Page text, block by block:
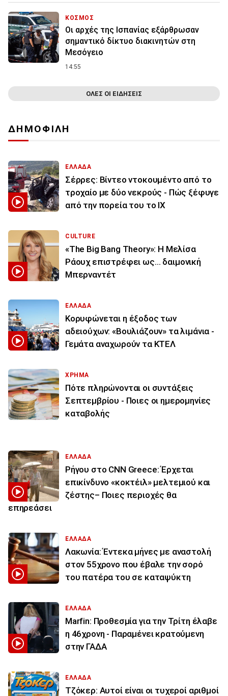
ΚΟΣΜΟΣ
Οι αρχές της Ισπανίας εξάρθρωσαν
σημαντικό δίκτυο διακινητών στη
Μεσόγειο
14:55
ΟΛΕΣ ΟΙ ΕΙΔΗΣΕΙΣ
ΔΗΜΟΦΙΛΗ
ΕΛΛΑΔΑ
Σέρρες: Βίντεο ντοκουμέντο από το
τροχαίο με δύο νεκρούς - Πώς ξέφυγε
από την πορεία του το ΙΧ
CULTURE
«The Big Bang Theory»: Η Μελίσα
Ράουχ επιστρέφει ως… δαιμονική
Μπερναντέτ
ΕΛΛΑΔΑ
Κορυφώνεται η έξοδος των
αδειούχων: «Βουλιάζουν» τα λιμάνια -
Γεμάτα αναχωρούν τα ΚΤΕΛ
ΧΡΗΜΑ
Πότε πληρώνονται οι συντάξεις
Σεπτεμβρίου - Ποιες οι ημερομηνίες
καταβολής
ΕΛΛΑΔΑ
Ρήγου στο CNN Greece: Έρχεται
επικίνδυνο «κοκτέιλ» μελτεμιού και
ζέστης– Ποιες περιοχές θα
επηρεάσει
ΕΛΛΑΔΑ
Λακωνία: Έντεκα μήνες με αναστολή
στον 55χρονο που έβαλε την σορό
του πατέρα του σε καταψύκτη
ΕΛΛΑΔΑ
Marfin: Προθεσμία για την Τρίτη έλαβε
η 46χρονη - Παραμένει κρατούμενη
στην ΓΑΔΑ
ΕΛΛΑΔΑ
Τζόκερ: Αυτοί είναι οι τυχεροί αριθμοί